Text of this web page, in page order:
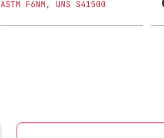
ASTM F6NM
UNS S41500